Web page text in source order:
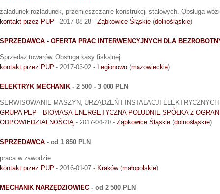
załadunek rozładunek, przemieszczanie konstrukcji stalowych. Obsługa
kontakt przez PUP - 2017-08-28 - Ząbkowice Śląskie (dolnośląskie)
SPRZEDAWCA - OFERTA PRAC INTERWENCYJNYCH DLA
Sprzedaż towarów. Obsługa kasy fiskalnej.
kontakt przez PUP - 2017-03-02 - Legionowo (mazowieckie)
ELEKTRYK MECHANIK - 2 500 - 3 000 PLN
SERWISOWANIE MASZYN, URZĄDZEŃ I INSTALACJI ELEKTRYCZNYCH
GRUPA PEP - BIOMASA ENERGETYCZNA POŁUDNIE SPÓŁKA Z
ODPOWIEDZIALNOŚCIĄ - 2017-04-20 - Ząbkowice Śląskie (dolnośląskie)
SPRZEDAWCA - od 1 850 PLN
praca w zawodzie
kontakt przez PUP - 2016-01-07 - Kraków(małopolskie)
MECHANIK NARZĘDZIOWIEC - od 2 500 PLN